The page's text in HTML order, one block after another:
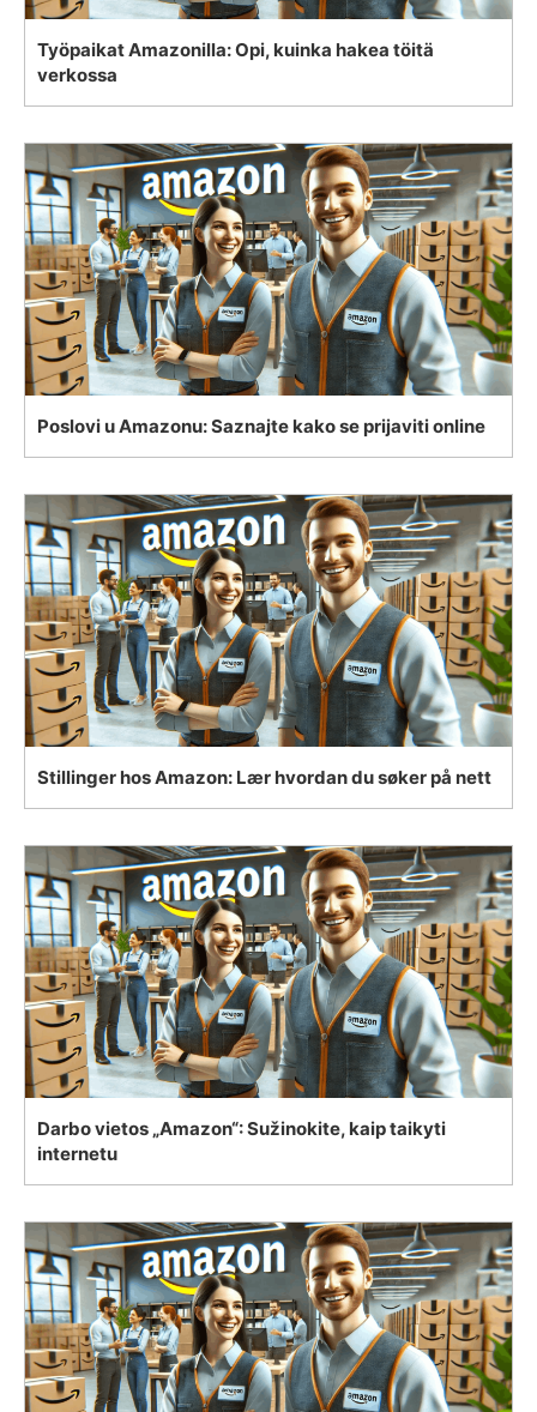
Työpaikat Amazonilla: Opi, kuinka hakea töitä
verkossa
Poslovi u Amazonu: Saznajte kako se prijaviti online
Stillinger hos Amazon: Lær hvordan du søker på nett
Darbo vietos „Amazon“: Sužinokite, kaip taikyti
internetu